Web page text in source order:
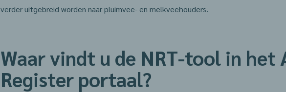
verder uitgebreid worden naar pluimvee- en melkveehouders.
Waar vindt u de NRT-tool in het
Register portaal?